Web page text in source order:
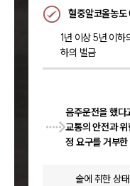
혈중알코올농
1년 이상 5년 이
하의 벌금
음주운전을 했다
교통의 안전과
정 요구를 거부
술에 취한 상